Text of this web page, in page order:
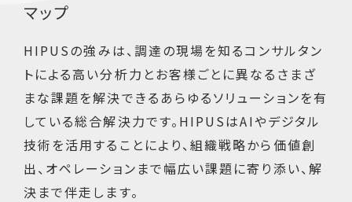
マップ
HIPUSの強みは、調達の現場を知るコンサルタン
トによる高い分析力とお客様ごとに異なるさまざ
まな課題を解決できるあらゆるソリューションを有
している総合解決力です。HIPUSはAIやデジタル
技術を活用することにより、組織戦略から価値創
出、オペレーションまで幅広い課題に寄り添い、解
決まで伴走します。